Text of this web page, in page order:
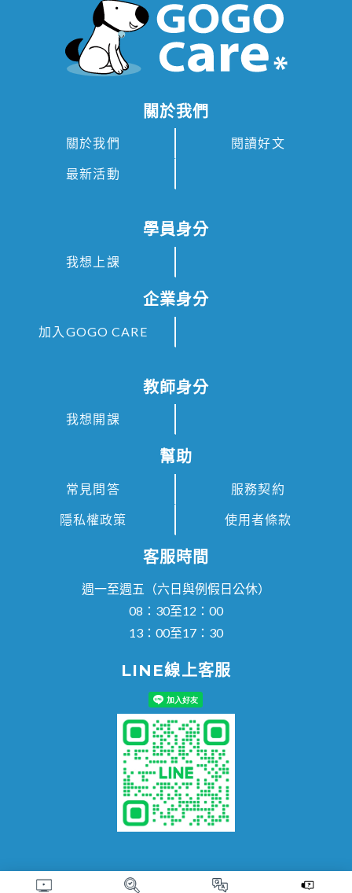
關於我們
關於我們 閱讀好文
最新活動
學員身分
我想上課
企業身分
加入GOGO CARE
教師身分
我想開課
幫助
常見問答 服務契約
隱私權政策 使用者條款
客服時間
週一至週五（六日與例假日公休）
08：30至12：00
13：00至17：30
LINE線上客服